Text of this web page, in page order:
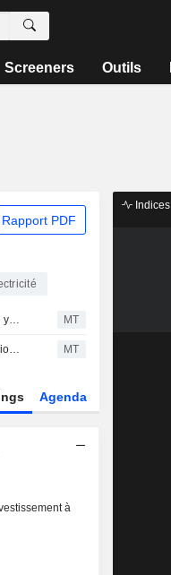
Screeners Outils
Rapport PDF
Huaneng Lancang River Hydropower lève 3 milliards de yuans via deux émissions obligataires MT
Huaneng Lancang River Hydropower finalise une émission d'obligations vertes de 400 millions de yuans MT
Agenda
à
Indices